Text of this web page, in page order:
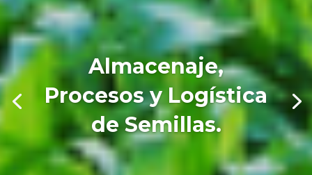
Almacenaje,
Procesos y Logística
de Semillas.